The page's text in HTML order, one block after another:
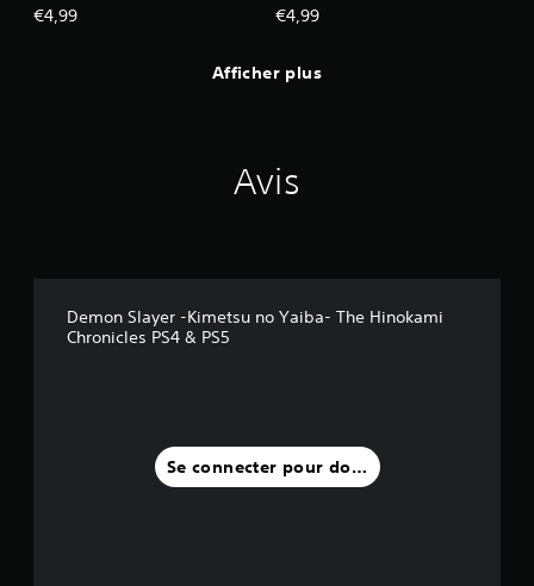
€4,99
Uniformes d'été de
€4,99
Afficher plus
Avis
Demon Slayer -Kimetsu no Yaiba- The Hinokami
Chronicles PS4 & PS5
Se connecter pour donner un avis